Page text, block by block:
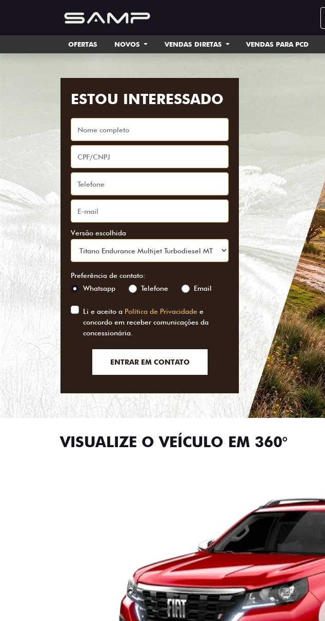
OFERTAS NOVOS VENDAS DIRETAS VENDAS PARA PCD
ESTOU INTERESSADO
Versão escolhida
Preferência de contato:
Whatsapp
Telefone Email
Li e aceito a Política de Privacidade e
concordo em receber comunicações da
concessionária.
ENTRAR EM CONTATO
VISUALIZE O VEÍCULO EM 360°